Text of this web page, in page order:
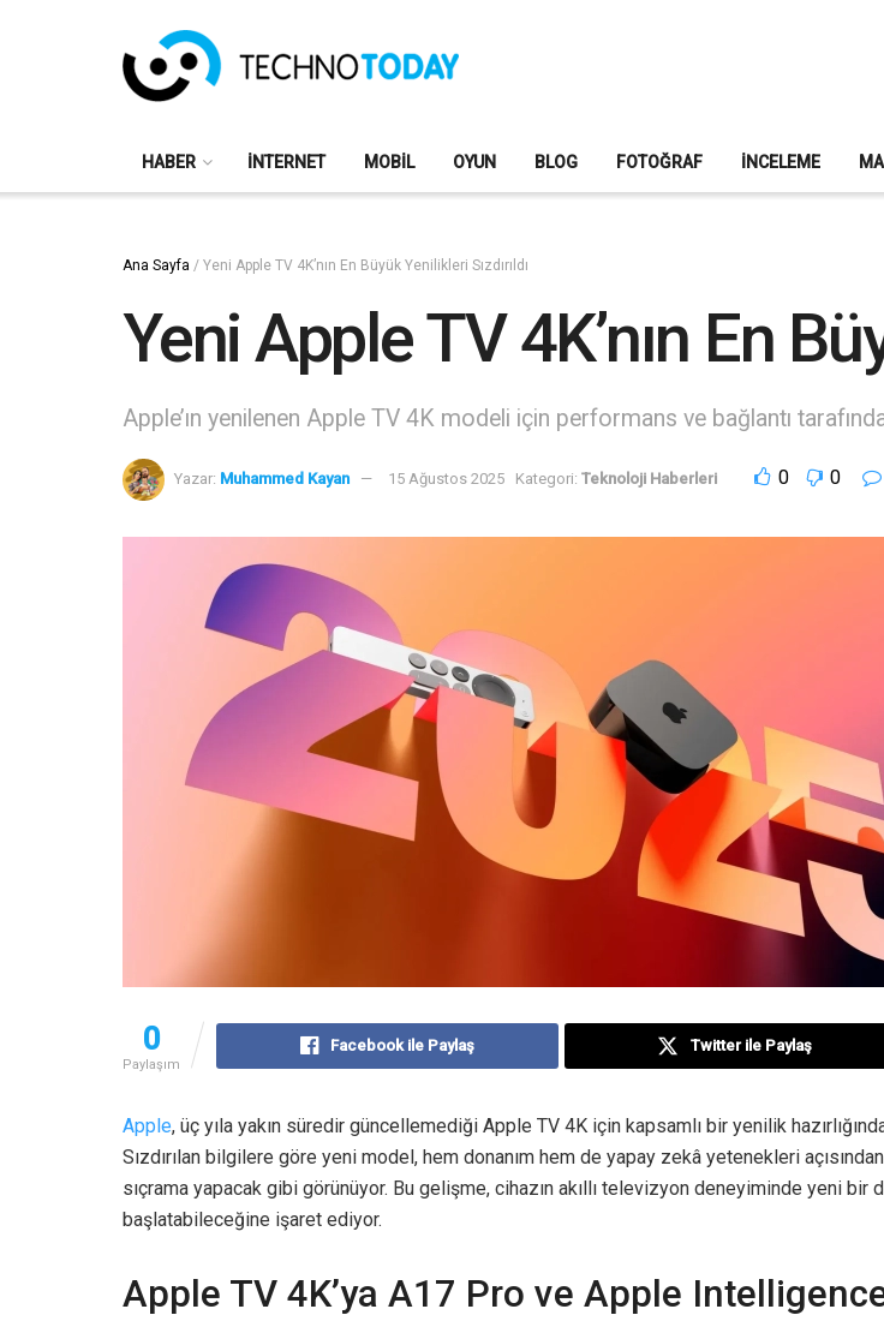
HABER İNTERNET MOBIL OYUN BLOG FOTOĞRAF İNCELEME
Ana Sayfa / Yeni Apple TV 4K’nın En Büyük Yenilikleri Sızdırıldı
Yeni Apple TV 4K’nın En
Apple’ın yenilenen Apple TV 4K modeli için performans ve bağlantı
Yazar: Muhammed Kayan 15 Ağustos 2025 Kategori: Teknoloji Haberleri 0 0
0
Paylaşım
Facebook ile Paylaş Twitter ile Paylaş
Apple, üç yıla yakın süredir güncellemediği Apple TV 4K için kapsamlı bir yenilik
Sızdırılan bilgilere göre yeni model, hem donanım hem de yapay zekâ yetenekleri
sıçrama yapacak gibi görünüyor. Bu gelişme, cihazın akıllı televizyon deneyiminde yeni bir
başlatabileceğine işaret ediyor.
Apple TV 4K’ya A17 Pro ve Apple